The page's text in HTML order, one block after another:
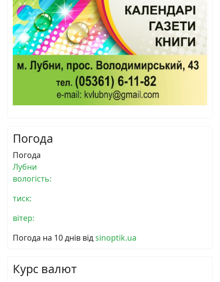
Погода
Погода
Лубни
вологість:
тиск:
вітер:
Погода на 10 днів відsinoptik.ua
Курс валют